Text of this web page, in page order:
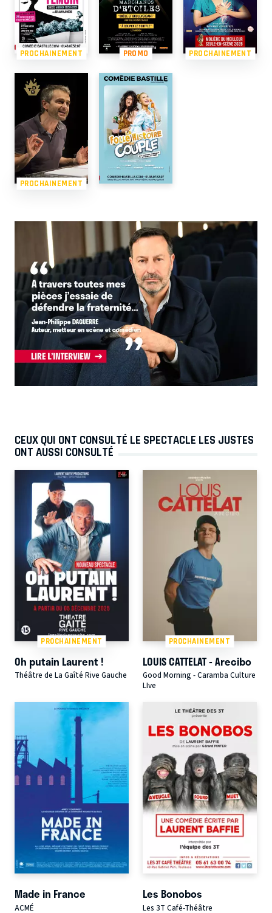
PROCHAINEMENT PROMO PROCHAINEMENT
PROCHAINEMENT
CEUX QUI ONT CONSULTÉ LE SPECTACLE LES JUSTES
ONT AUSSI CONSULTÉ
PROCHAINEMENT
Oh putain Laurent !
Théâtre de La Gaîté Rive Gauche
PROCHAINEMENT
LOUIS CATTELAT - Arecibo
Good Morning - Caramba Culture
LIve
Made in France
ACMÉ
Les Bonobos
Les 3T Café-Théâtre